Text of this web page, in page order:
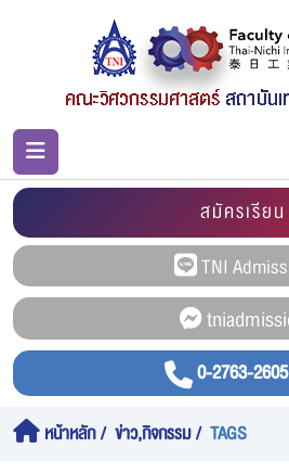
0-2763-2605
สมัครเรียน
หน้าหลัก ข่าว,กิจกรรม TAGS